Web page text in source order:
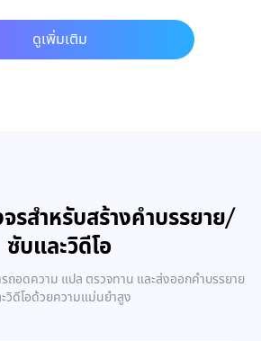
ดูเพิ่มเติม
รสำหรับสร้างคำบรรยาย/
ซับและวิดีโอ
ถอดความ แปล ตรวจทาน และส่งออกคำบรรยาย
วิดีโอด้วยความแม่นยำสูง